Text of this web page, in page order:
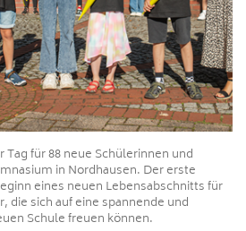
für 88 neue Schülerinnen und
in Nordhausen. Der erste
eines neuen Lebensabschnitts für
die sich auf eine spannende und
Schule freuen können.